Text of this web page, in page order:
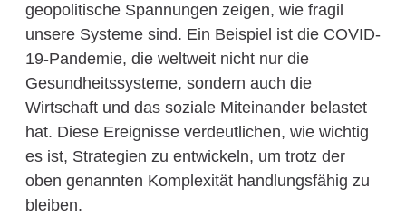
geopolitische Spannungen zeigen, wie fragil
unsere Systeme sind. Ein Beispiel ist die COVID-
19-Pandemie, die weltweit nicht nur die
Gesundheitssysteme, sondern auch die
Wirtschaft und das soziale Miteinander belastet
hat. Diese Ereignisse verdeutlichen, wie wichtig
es ist, Strategien zu entwickeln, um trotz der
oben genannten Komplexität handlungsfähig zu
bleiben.